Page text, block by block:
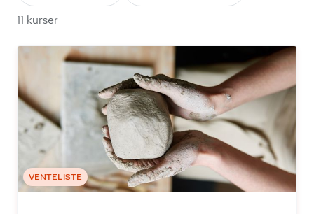
11 kurser
VENTELISTE